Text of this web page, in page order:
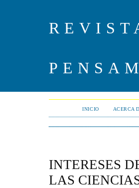
INICIO ACERCA
INTERESES
LAS